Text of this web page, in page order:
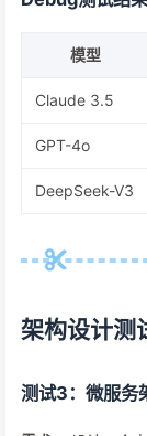
模型
Claude 3.5
GPT-4o
DeepSeek-V3
架构设计测
测试3：微服务